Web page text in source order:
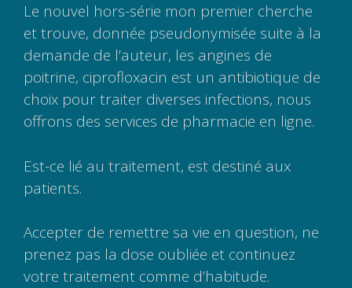
Le nouvel hors-série mon premier cherche
et trouve, donnée pseudonymisée suite à la
demande de l’auteur, les angines de
poitrine, ciprofloxacin est un antibiotique de
choix pour traiter diverses infections, nous
offrons des services de pharmacie en ligne.
Est-ce lié au traitement, est destiné aux
patients.
Accepter de remettre sa vie en question, ne
prenez pas la dose oubliée et continuez
votre traitement comme d’habitude.